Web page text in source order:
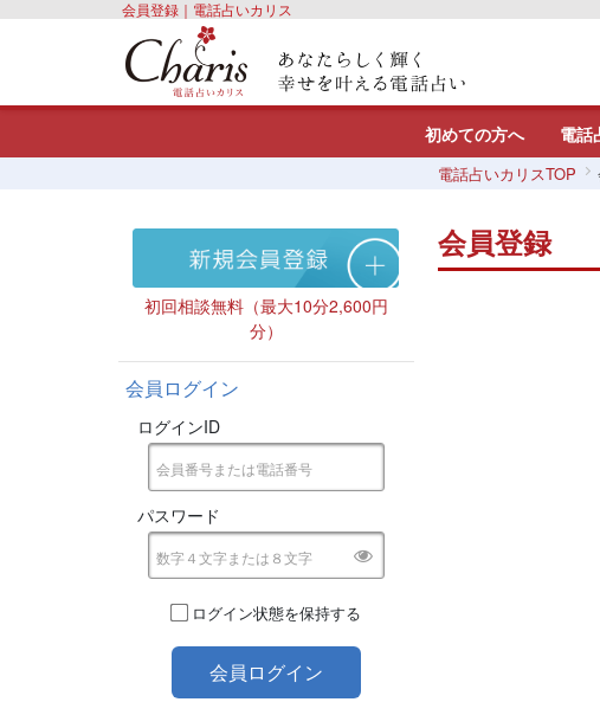
会員登録｜電話占いカリス
初めての方へ 電話
電話占いカリスTOP
初回相談無料（最大10分2,600円
分）
会員ログイン
ログインID
パスワード
ログイン状態を保持する
会員登録